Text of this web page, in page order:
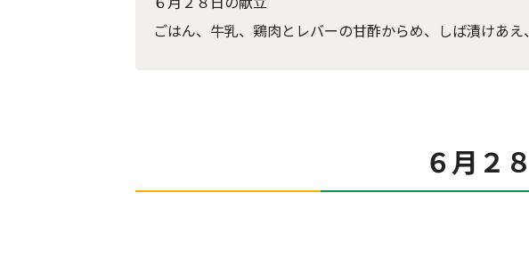
ごはん、牛乳、鶏肉とレバーの甘酢からめ、しば漬けあえ
６月２